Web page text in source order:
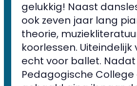
gelukkig! Naast
ook zeven jaar lang
theorie,
koorlessen. Uiteindelijk
echt voor ballet. Nadat
Pedagogische